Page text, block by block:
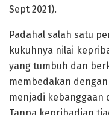
Sept 2021).
Padahal salah satu
kukuhnya nilai
yang tumbuh dan
membedakan
menjadi kebanggaan